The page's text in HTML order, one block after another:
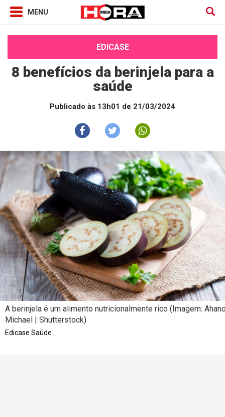
EDICASE
8 benefícios da berinjela para a
saúde
Publicado às 13h01 de 21/03/2024
A berinjela é um alimento nutricionalmente rico (Imagem:
Michael | Shutterstock)
Edicase Saúde